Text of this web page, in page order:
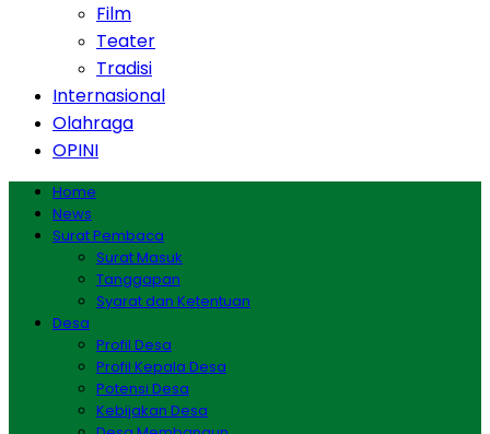
Film
Teater
Tradisi
Internasional
Olahraga
OPINI
Home
News
Surat Pembaca
Surat Masuk
Tanggapan
Syarat dan Ketentuan
Desa
Profil Desa
Profil Kepala Desa
Potensi Desa
Kebijakan Desa